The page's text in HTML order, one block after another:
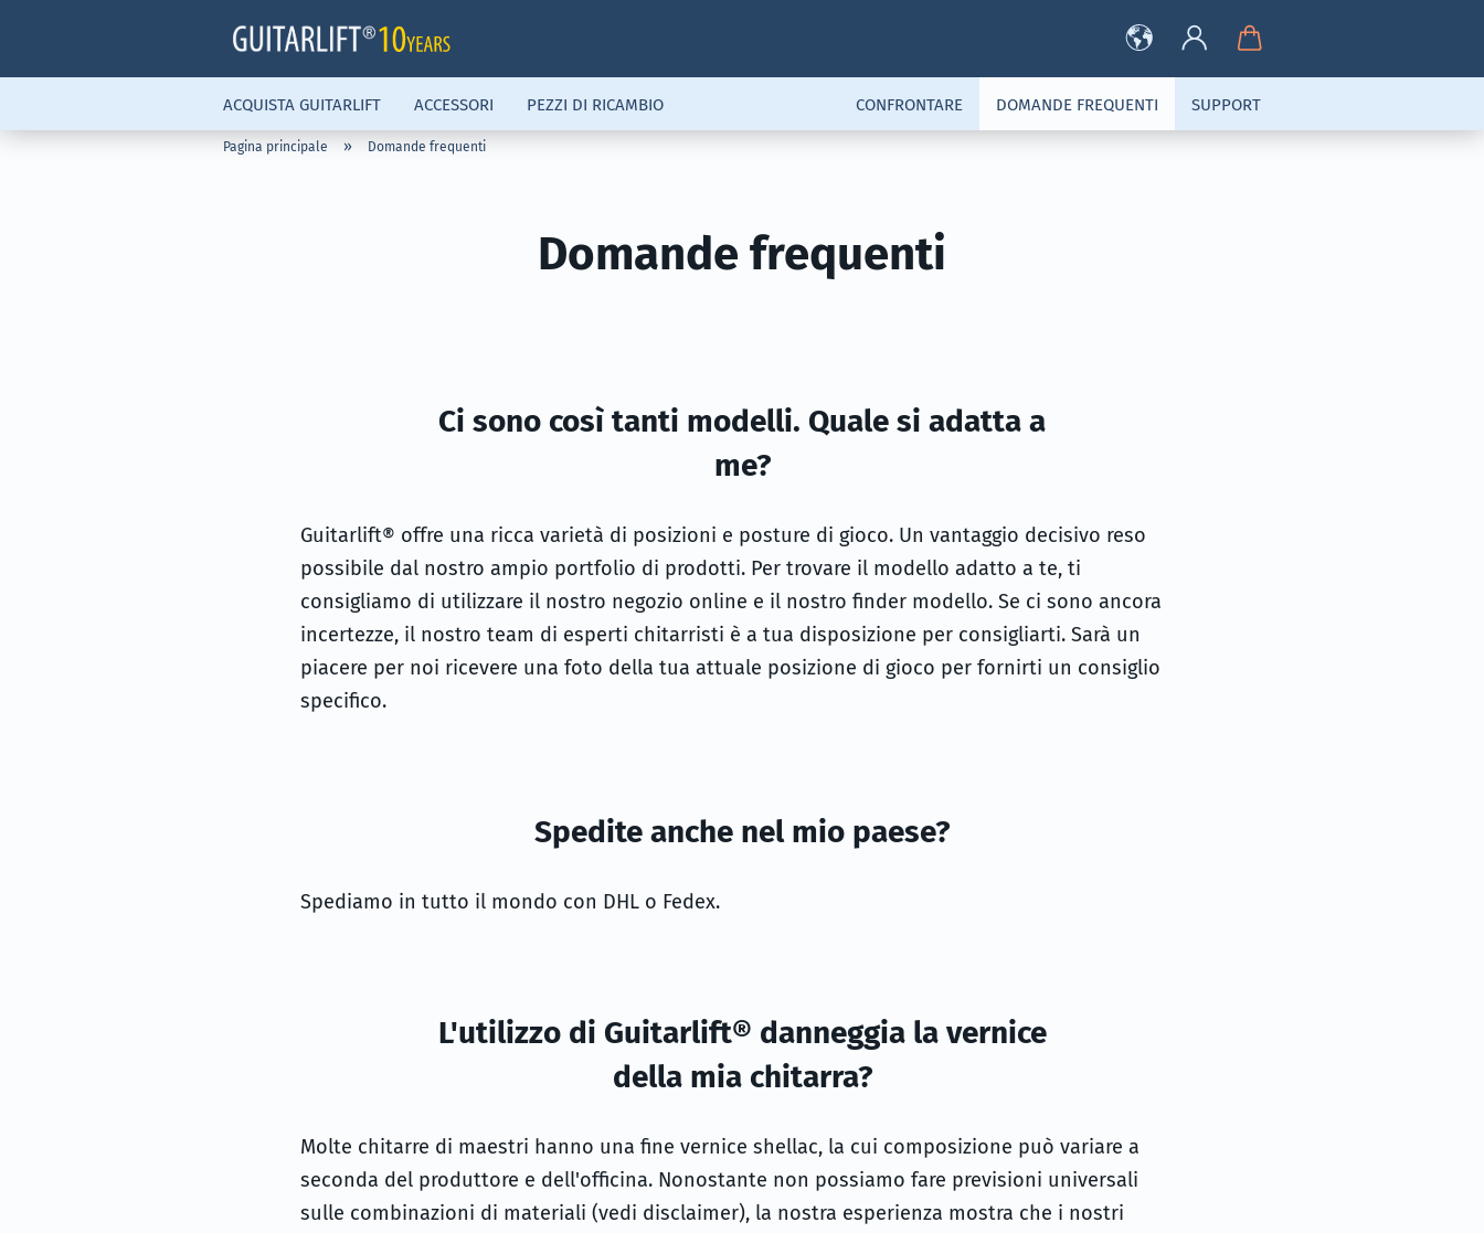
ACQUISTA GUITARLIFT ACCESSORI PEZZI DI RICAMBIO CONFRONTARE DOMANDE FREQUENTI SUPPORT
Pagina principale » Domande frequenti
Domande frequenti
Ci sono così tanti modelli. Quale si adatta a
me?
Guitarlift® offre una ricca varietà di posizioni e posture di gioco. Un vantaggio decisivo reso
possibile dal nostro ampio portfolio di prodotti. Per trovare il modello adatto a te, ti
consigliamo di utilizzare il nostro negozio online e il nostro finder modello. Se ci sono ancora
incertezze, il nostro team di esperti chitarristi è a tua disposizione per consigliarti. Sarà un
piacere per noi ricevere una foto della tua attuale posizione di gioco per fornirti un consiglio
specifico.
Spedite anche nel mio paese?
Spediamo in tutto il mondo con DHL o Fedex.
L'utilizzo di Guitarlift® danneggia la vernice
della mia chitarra?
Molte chitarre di maestri hanno una fine vernice shellac, la cui composizione può variare a
seconda del produttore e dell'officina. Nonostante non possiamo fare previsioni universali
sulle combinazioni di materiali (vedi disclaimer), la nostra esperienza mostra che i nostri